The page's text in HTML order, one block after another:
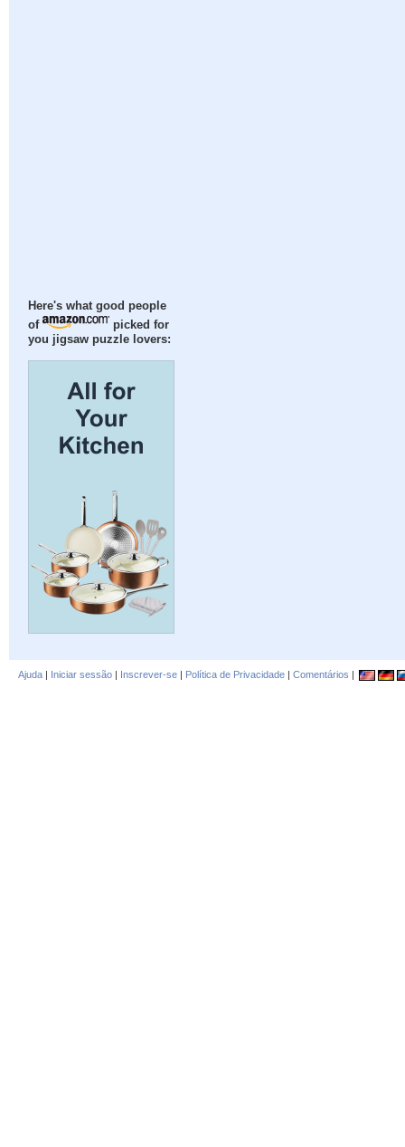
Here's what good people
of
picked for
you jigsaw puzzle lovers:
Ajuda | Iniciar sessão | Inscrever-se | Política de Privacidade | Comentários |